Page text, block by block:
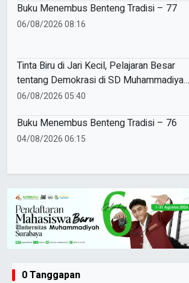
Buku Menembus Benteng Tradisi – 77
06/08/2026 08:16
Tinta Biru di Jari Kecil, Pelajaran Besar
tentang Demokrasi di SD Muhammadiyah
5 Porong
06/08/2026 05:40
Buku Menembus Benteng Tradisi – 76
04/08/2026 06:15
0 Tanggapan